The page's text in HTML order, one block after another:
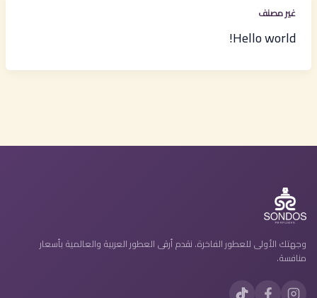
غير مصنف
Hello world!
وجهتك الأولى للعطور الفاخرة. نقدم أرقى العطور العربية والعالمية بأسعار
منافسة.